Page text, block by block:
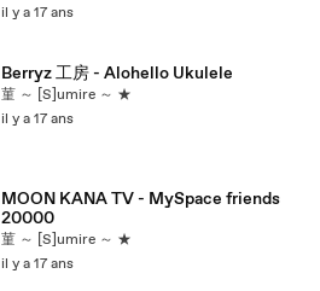
il y a 17 ans
Berryz 工房 - Alohello Ukulele
菫 ～ [S]umire ～ ★
il y a 17 ans
MOON KANA TV - MySpace friends
20000
菫 ～ [S]umire ～ ★
il y a 17 ans